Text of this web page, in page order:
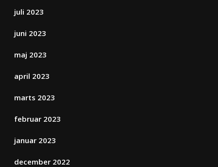
juli 2023
juni 2023
maj 2023
april 2023
marts 2023
februar 2023
januar 2023
december 2022